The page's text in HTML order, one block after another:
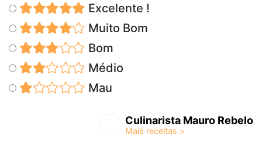
Excelente !
Muito Bom
Bom
Médio
Mau
Culinarista Mauro Rebelo